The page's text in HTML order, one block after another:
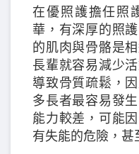
在優照護擔任照
華，有深厚的照
的肌肉與骨骼是
長輩就容易減少
導致骨質疏鬆，
多長者最容易發
能力較差，可能
有失能的危險，甚